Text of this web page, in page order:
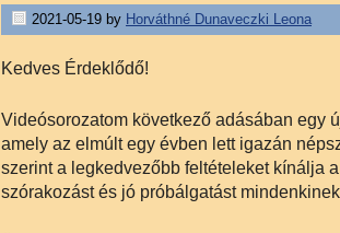
2021-05-19 by Horváthné Dunaveczki Leona
Kedves Érdeklődő!
Videósorozatom következő adásában egy
amely az elmúlt egy évben lett igazán
szerint a legkedvezőbb feltételeket kínálja
szórakozást és jó próbálgatást